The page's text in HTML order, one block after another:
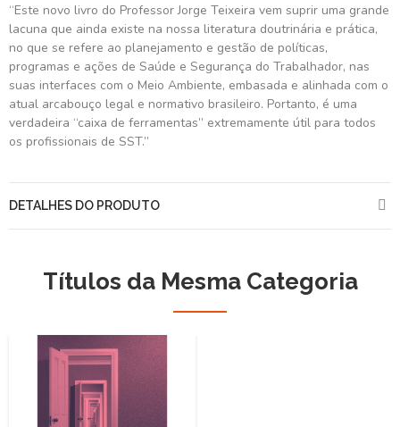
“Este novo livro do Professor Jorge Teixeira vem suprir uma grande
lacuna que ainda existe na nossa literatura doutrinária e prática,
no que se refere ao planejamento e gestão de políticas,
programas e ações de Saúde e Segurança do Trabalhador, nas
suas interfaces com o Meio Ambiente, embasada e alinhada com o
atual arcabouço legal e normativo brasileiro. Portanto, é uma
verdadeira “caixa de ferramentas” extremamente útil para todos
os profissionais de SST.”
DETALHES DO PRODUTO
Títulos da Mesma Categoria